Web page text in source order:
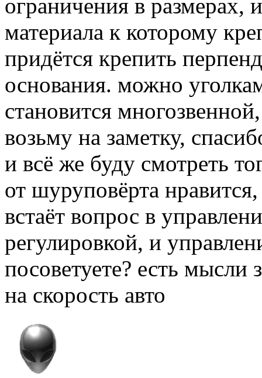
ограничения в размерах,
материала к которому
придётся крепить
основания. можно
становится
возьму на заметку,
и всё же буду смотреть
от шуруповёрта
встаёт вопрос в
регулировкой, и
посоветуете? есть мысли
на скорость авто